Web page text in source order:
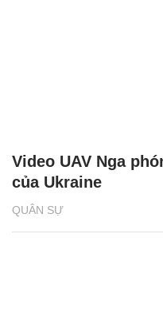
QUÂN SỰ
Video UAV Nga
của Ukraine